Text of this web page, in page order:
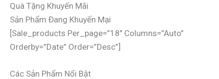
Quà Tặng Khuyến Mãi
Sản Phẩm Đang Khuyến Mại
[sale_products Per_page=”18″ Columns=”auto”
Orderby=”date” Order=”desc”]
Các Sản Phẩm Nổi Bật